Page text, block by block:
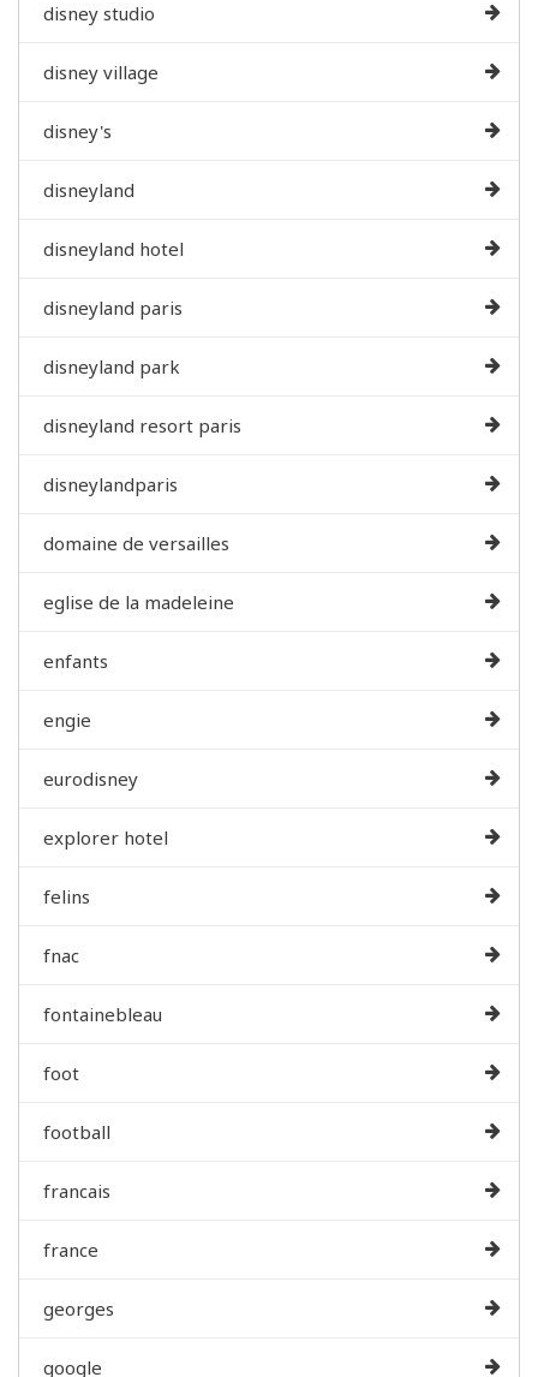
disney studio
disney village
disney's
disneyland
disneyland hotel
disneyland paris
disneyland park
disneyland resort paris
disneylandparis
domaine de versailles
eglise de la madeleine
enfants
engie
eurodisney
explorer hotel
felins
fnac
fontainebleau
foot
football
francais
france
georges
google